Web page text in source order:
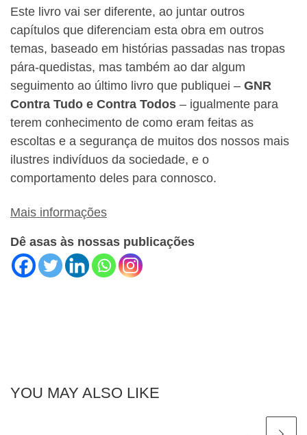
Este livro vai ser diferente, ao juntar outros
capítulos que diferenciam esta obra em outros
temas, baseado em histórias passadas nas tropas
pára-quedistas, mas também ao dar algum
seguimento ao último livro que publiquei – GNR
Contra Tudo e Contra Todos – igualmente para
terem conhecimento de como eram feitas as
escoltas e a segurança de muitos dos nossos mais
ilustres indivíduos da sociedade, e o
comportamento deles para connosco.
Mais informações
Dê asas às nossas publicações
YOU MAY ALSO LIKE